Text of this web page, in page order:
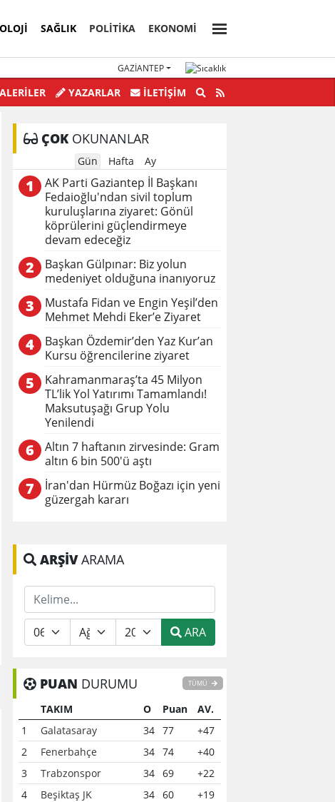
SAĞLIK POLİTİKA EKONOMİ
GAZIANTEP
Yolsuzluklar bitmek bilmiyor.
YAZARLAR İLETIŞIM
ÇOKOKUNANLAR
Gün Hafta Ay
1
AK Parti Gaziantep İl Başkanı
Fedaioğlu'ndan sivil toplum
kuruluşlarına ziyaret: Gönül
köprülerini güçlendirmeye
devam edeceğiz
2
Başkan Gülpınar: Biz yolun
medeniyet olduğuna inanıyoruz
3
Mustafa Fidan ve Engin Yeşil’den
Mehmet Mehdi Eker’e Ziyaret
4
Başkan Özdemir’den Yaz Kur’an
Kursu öğrencilerine ziyaret
5
Kahramanmaraş’ta 45 Milyon
TL’lik Yol Yatırımı Tamamlandı!
Maksutuşağı Grup Yolu
Yenilendi
6
Altın 7 haftanın zirvesinde: Gram
altın 6 bin 500'ü aştı
7
İran'dan Hürmüz Boğazı için yeni
güzergah kararı
ARŞİVARAMA
ARA
PUAN DURUMU TÜMÜ
TAKIM O Puan
AV.
1
Galatasaray 34 77
+47
2
Fenerbahçe 34 74
+40
3
Trabzonspor 34 69
+22
4
Beşiktaş JK 34 60
+19